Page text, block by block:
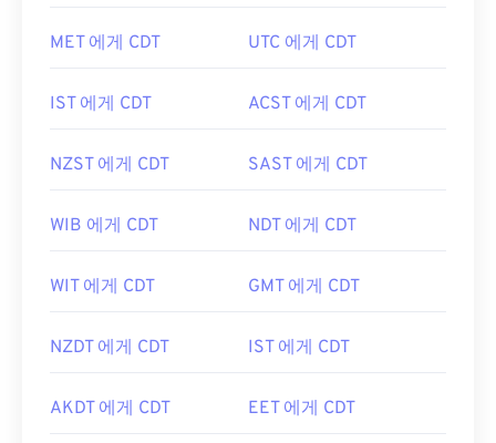
MET 에게 CDT UTC 에게 CDT
IST 에게 CDT ACST 에게 CDT
NZST 에게 CDT SAST 에게 CDT
WIB 에게 CDT NDT 에게 CDT
WIT 에게 CDT GMT 에게 CDT
NZDT 에게 CDT IST 에게 CDT
AKDT 에게 CDT EET 에게 CDT